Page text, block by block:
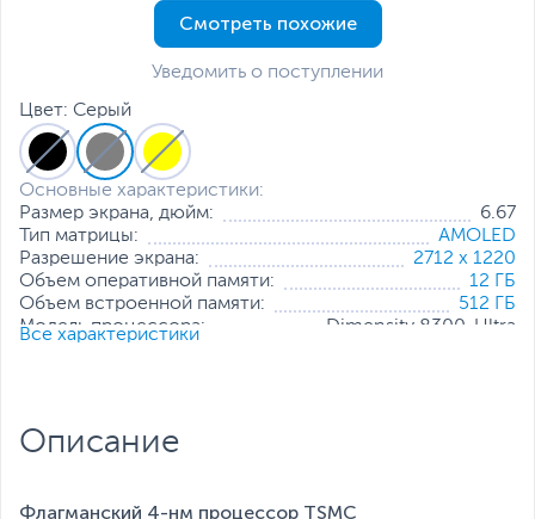
Цвет: Серый
Основные характеристики:
Размер экрана, дюйм:
6.67
Тип матрицы:
AMOLED
Разрешение экрана:
2712 x 1220
Объем оперативной памяти:
12 ГБ
Объем встроенной памяти:
512 ГБ
Модель процессора:
Dimensity 8300-Ultra
Тип SIM-карты:
Все характеристики
Смотреть похожие
Уведомить о поступлении
Описание
Флагманский 4-нм процессор TSMC